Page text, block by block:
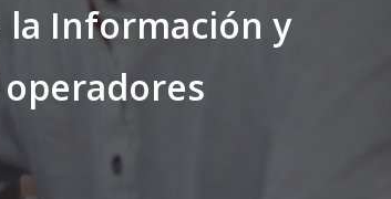
la Información y